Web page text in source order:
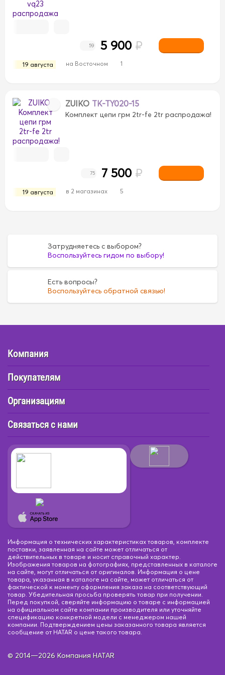
19 августа на Восточном 1
59 5 900 ₽
ZUIKO TK-TY020-15
Комплект цепи грм 2tr-fe 2tr распродажа!
19 августа в 2 магазинах 5
75 7 500 ₽
Затрудняетесь с выбором?
Воспользуйтесь гидом по выбору!
Есть вопросы?
Воспользуйтесь обратной связью!
Компания
Покупателям
Организациям
Связаться с нами
Информация о технических характеристиках товаров, комплекте
поставки, заявленная на сайте может отличаться от
действительных в товаре и носит справочный характер.
Изображения товаров на фотографиях, представленных в каталоге
на сайте, могут отличаться от оригиналов. Информация о цене
товара, указанная в каталоге на сайте, может отличаться от
фактической к моменту оформления заказа на соответствующий
товар. Убедительная просьба проверять товар при получении.
Перед покупкой, сверяйте информацию о товаре с информацией
на официальном сайте компании производителя или уточняйте
спецификацию конкретной модели с менеджером нашей
компании. Подтверждением цены заказанного товара является
сообщение от HATAR о цене такого товара.
© 2014—2026 Компания HATAR